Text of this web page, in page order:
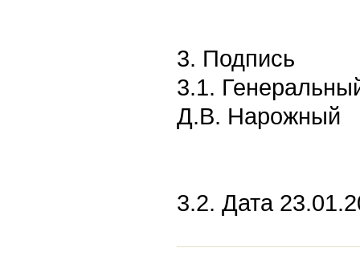
3. Подпись
3.1.
Д.В. Нарожный
3.2. Дата